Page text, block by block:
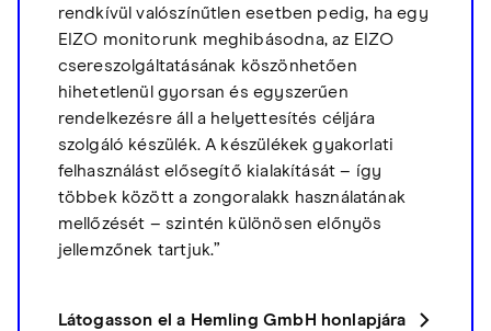
rendkívül valószínűtlen esetben pedig, ha egy
EIZO monitorunk meghibásodna, az EIZO
csereszolgáltatásának köszönhetően
hihetetlenül gyorsan és egyszerűen
rendelkezésre áll a helyettesítés céljára
szolgáló készülék. A készülékek gyakorlati
felhasználást elősegítő kialakítását – így
többek között a zongoralakk használatának
mellőzését – szintén különösen előnyös
jellemzőnek tartjuk.”
Látogasson el a Hemling GmbH honlapjára